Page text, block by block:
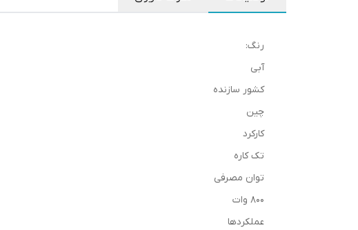
رنگ:
آبی
کشور سازنده
چین
کارکرد
تک کاره
توان مصرفی
800 وات
عملکردها